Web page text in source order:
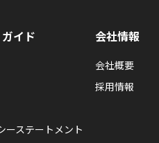
イド
ーステートメント
会社情報
会社概要
採用情報